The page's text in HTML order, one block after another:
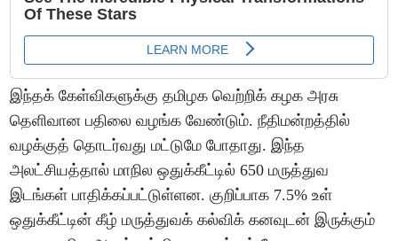
இந்தக் கேள்விகளுக்கு தமிழக வெற்றிக் கழக அரசு
தெளிவான பதிலை வழங்க வேண்டும். நீதிமன்றத்தில்
வழக்குத் தொடர்வது மட்டுமே போதாது. இந்த
அலட்சியத்தால் மாநில ஒதுக்கீட்டில் 650 மருத்துவ
இடங்கள் பாதிக்கப்பட்டுள்ளன. குறிப்பாக 7.5% உள்
ஒதுக்கீட்டின் கீழ் மருத்துவக் கல்விக் கனவுடன் இருக்கும்